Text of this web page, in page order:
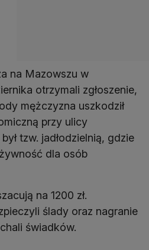
na Mazowszu w
otrzymali zgłoszenie,
mężczyzna uszkodził
przy ulicy
tzw. jadłodzielnią, gdzie
dla osób
na 1200 zł.
ślady oraz nagranie
świadków.